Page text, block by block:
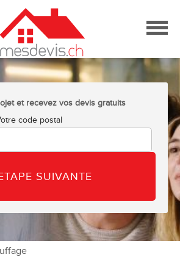
et recevez vos devis gratuits
code postal